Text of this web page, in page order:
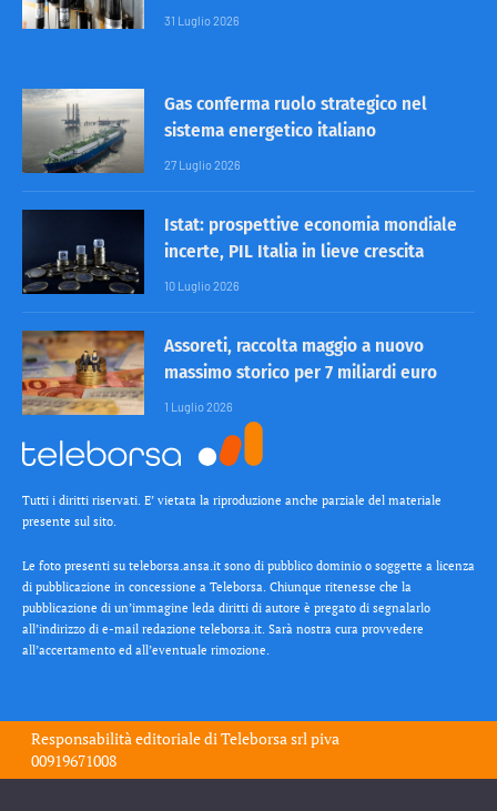
31 Luglio 2026
Gas conferma ruolo strategico nel
sistema energetico italiano
27 Luglio 2026
Istat: prospettive economia mondiale
incerte, PIL Italia in lieve crescita
10 Luglio 2026
Assoreti, raccolta maggio a nuovo
massimo storico per 7 miliardi euro
1 Luglio 2026
Tutti i diritti riservati. E’ vietata la riproduzione anche parziale del materiale
presente sul sito.
Le foto presenti su teleborsa.ansa.it sono di pubblico dominio o soggette a licenza
di pubblicazione in concessione a Teleborsa. Chiunque ritenesse che la
pubblicazione di un’immagine leda diritti di autore è pregato di segnalarlo
all’indirizzo di e-mail redazione teleborsa.it. Sarà nostra cura provvedere
all’accertamento ed all’eventuale rimozione.
Responsabilità editoriale diTeleborsa srlpiva
00919671008